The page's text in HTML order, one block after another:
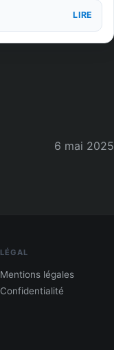
LIRE
6 mai 2025
LÉGAL
Mentions légales
Confidentialité